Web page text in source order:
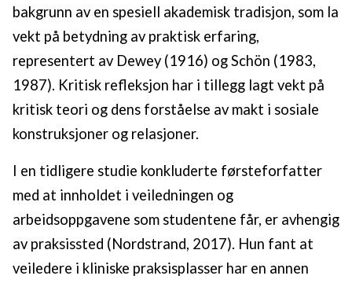
bakgrunn av en spesiell akademisk tradisjon, som la
vekt på betydning av praktisk erfaring,
representert av Dewey (1916) og Schön (1983,
1987). Kritisk refleksjon har i tillegg lagt vekt på
kritisk teori og dens forståelse av makt i sosiale
konstruksjoner og relasjoner.
I en tidligere studie konkluderte førsteforfatter
med at innholdet i veiledningen og
arbeidsoppgavene som studentene får, er avhengig
av praksissted (Nordstrand, 2017). Hun fant at
veiledere i kliniske praksisplasser har en annen